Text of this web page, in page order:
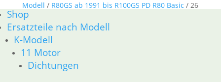
Shop
Ersatzteile nach Modell
K-Modell
11 Motor
Dichtungen
Modell / R80GS ab 1991 bis R100GS PD R80 Basic / 26
Kardanwelle
26 Kardanwelle
BMW R80GS ab 1991 bis R100GS PD R80 Basic 26
Kardanwelle